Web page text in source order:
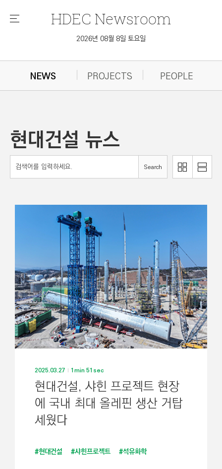
메
HDEC Newsroom
2026년 08월 8일 토요일
NEWS PROJECTS PEOPLE
현대건설 뉴스
Search
이
로
리
스
2025.03.27 1min 51sec
현대건설, 샤힌 프로젝트 현장
에 국내 최대 올레핀 생산 거탑
세웠다
#현대건설 #샤힌프로젝트 #석유화학